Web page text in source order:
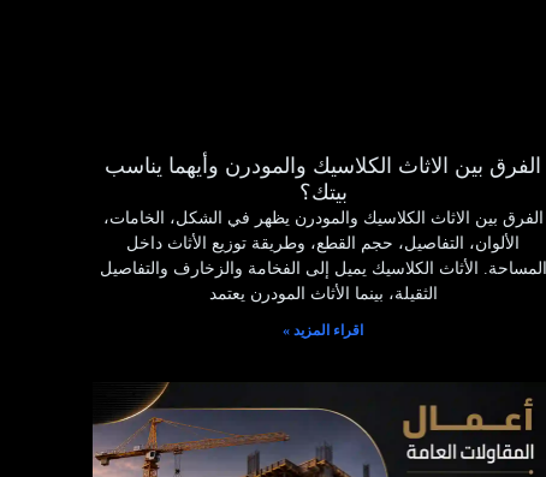
الفرق بين الاثاث الكلاسيك والمودرن وأيهما يناسب
بيتك؟
الفرق بين الاثاث الكلاسيك والمودرن يظهر في الشكل، الخامات،
الألوان، التفاصيل، حجم القطع، وطريقة توزيع الأثاث داخل
المساحة. الأثاث الكلاسيك يميل إلى الفخامة والزخارف والتفاصيل
الثقيلة، بينما الأثاث المودرن يعتمد
اقراء المزيد »